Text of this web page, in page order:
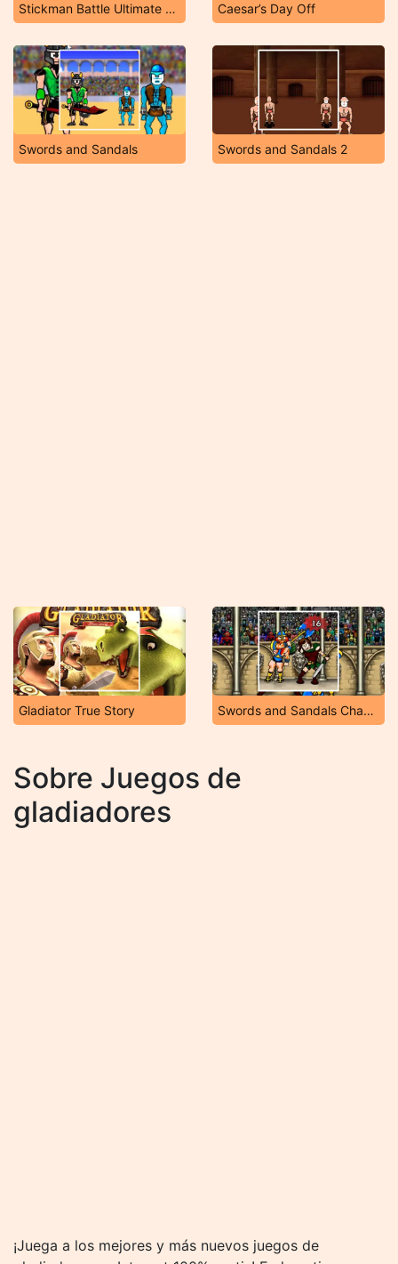
Stickman Battle Ultimate Fight Caesar’s Day Off
Swords and Sandals Swords and Sandals 2
Gladiator True Story Swords and Sandals Champion Sprint
Sobre Juegos de
gladiadores
¡Juega a los mejores y más nuevos juegos de